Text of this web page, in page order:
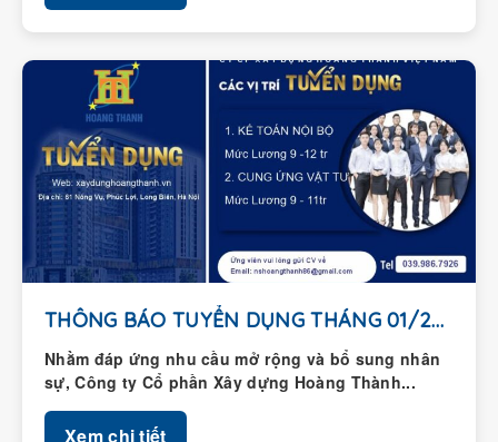
THÔNG BÁO TUYỂN DỤNG THÁNG 01/2026
Nhằm đáp ứng nhu cầu mở rộng và bổ sung nhân
sự, Công ty Cổ phần Xây dựng Hoàng Thành...
Xem chi tiết